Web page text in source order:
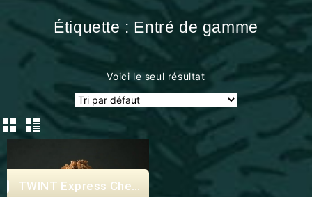
Étiquette : Entré de gamme
Voici le seul résultat
Express Checkout